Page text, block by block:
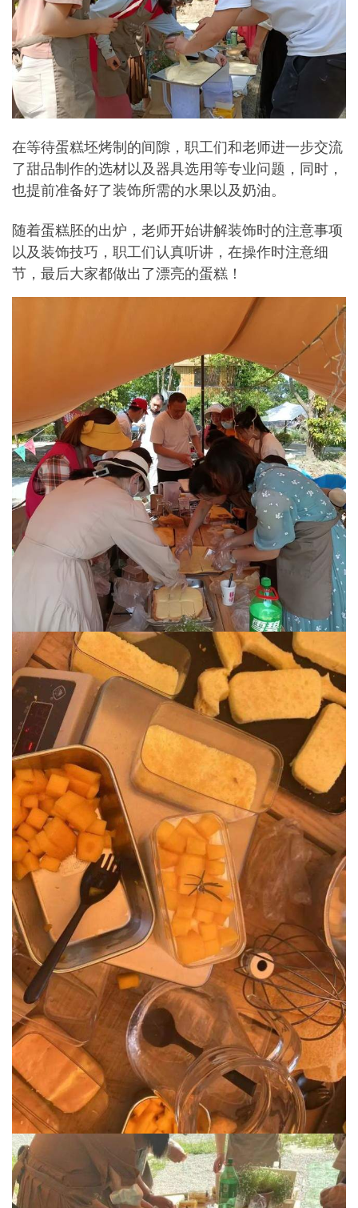
在等待蛋糕坯烤制的间隙，职工们和老师进一步交流
了甜品制作的选材以及器具选用等专业问题，同时，
也提前准备好了装饰所需的水果以及奶油。
随着蛋糕胚的出炉，老师开始讲解装饰时的注意事项
以及装饰技巧，职工们认真听讲，在操作时注意细
节，最后大家都做出了漂亮的蛋糕！